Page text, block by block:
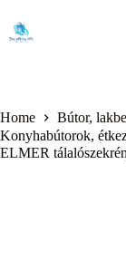
content
Home
Bútor,
Konyhabútorok,
ELMER